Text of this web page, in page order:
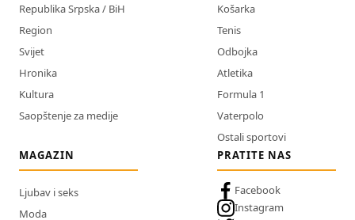
Republika Srpska / BiH
Region
Svijet
Hronika
Kultura
Saopštenje za medije
Košarka
Tenis
Odbojka
Atletika
Formula 1
Vaterpolo
Ostali sportovi
MAGAZIN
Ljubav i seks
Moda
PRATITE NAS
Facebook
Instagram